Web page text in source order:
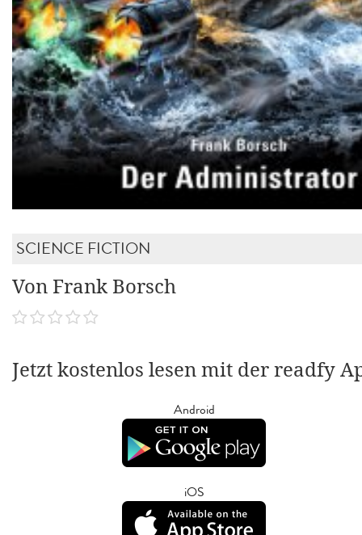
SCIENCE FICTION
Von Frank Borsch
Jetzt kostenlos lesen mit der readfy
Android
iOS